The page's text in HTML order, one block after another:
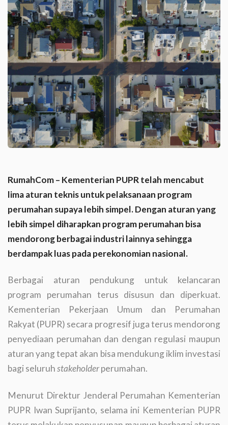
RumahCom – Kementerian PUPR telah mencabut
lima aturan teknis untuk pelaksanaan program
perumahan supaya lebih simpel. Dengan aturan yang
lebih simpel diharapkan program perumahan bisa
mendorong berbagai industri lainnya sehingga
berdampak luas pada perekonomian nasional.
Berbagai aturan pendukung untuk kelancaran
program perumahan terus disusun dan diperkuat.
Kementerian Pekerjaan Umum dan Perumahan
Rakyat (PUPR) secara progresif juga terus mendorong
penyediaan perumahan dan dengan regulasi maupun
aturan yang tepat akan bisa mendukung iklim investasi
bagi seluruhstakeholderperumahan.
Menurut Direktur Jenderal Perumahan Kementerian
PUPR Iwan Suprijanto, selama ini Kementerian PUPR